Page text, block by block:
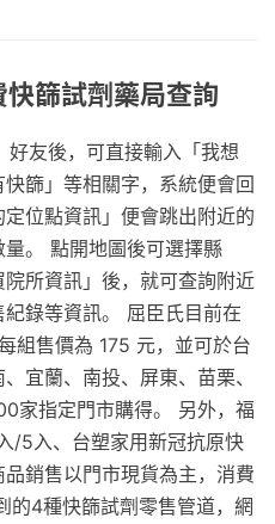
篩試劑藥局查詢
好友後，可直接輸入「我想
篩」等相關字，系統便會回
位點資訊」便會跳出附近的
。 點開地圖後可選擇縣
所資訊」後，就可查詢附近
錄等資訊。 屈臣氏目前在
組售價為 175 元，並可於台
宜蘭、南投、屏東、苗栗、
家指定門市購得。 另外，福
/5入、台塑家用新冠抗原快
銷售以門市現貨為主，消費
的4種快篩試劑零售管道，網